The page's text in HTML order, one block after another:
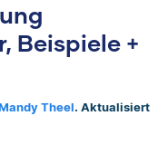
Beispiele +
Theel. Aktualisiert